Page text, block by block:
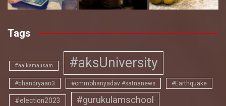
Tags
#aajkamausam #aksUniversity
#chandryaan3 #cmmohanyadav #satnanews #Earthquake
#election2023 #gurukulamschool